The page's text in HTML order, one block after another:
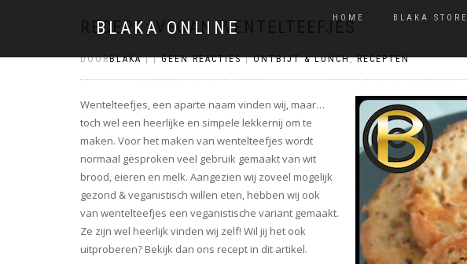
BLAKA ONLINE
HOME BLAKA STORE
RECEPT: VEGAN WENTELTEEFJES
DOORBLAKA||GEEN REACTIES|ONTBIJT & LUNCH,RECEPTEN
Wentelteefjes, een aparte naam vinden wij, maar…
toch wel een heerlijke en simpele lekkernij om te
maken. Voor het maken van wentelteefjes wordt
normaal gesproken veel gebruik gemaakt van wit
brood, eieren en melk. Aangezien wij zoveel mogelijk
gezond & veganistisch willen eten, hebben wij ook
van wentelteefjes een veganistische variant gemaakt.
Ze zijn wel heerlijk vinden wij zelf! Wil jij het ook
uitproberen? Bekijk dan ons recept in dit artikel.